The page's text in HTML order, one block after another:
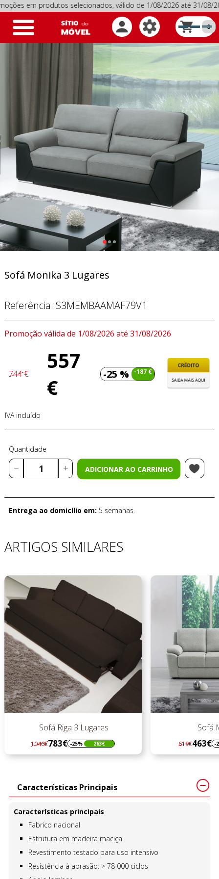
em produtos selecionados, válido de 1/08/2026 até 31/08/2026
Toggle
navigation 0
Sofá Monika 3 Lugares
Referência: S3MEMBAAMAF79V1
Promoção válida de 1/08/2026 até 31/08/2026
744 €
557
€
-25 % -187 €
IVA incluído
Quantidade
ADICIONAR AO CARRINHO
Entrega ao domicílio em: 5 semanas.
ARTIGOS SIMILARES
Sofá Riga 3 Lugares
Regular
preço
1046€783€
Preço -25% 263€
Sofá
Regular
preço
619€463€
Preço -
Características Principais
Características principais
Fabrico nacional
Estrutura em madeira maciça
Revestimento testado para uso intensivo
Resistência à abrasão: > 78 000 ciclos